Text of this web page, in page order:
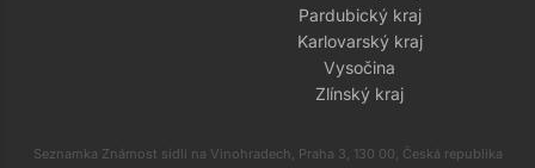
Pardubický kraj
Karlovarský kraj
Vysočina
Zlínský kraj
Seznamka Známost sídlí na Vinohradech, Praha 3, 130 00, Česká republika